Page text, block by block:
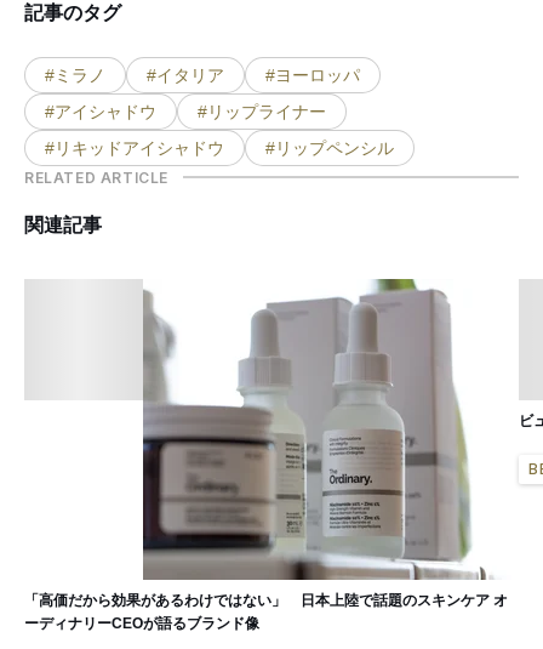
記事のタグ
#ミラノ #イタリア
#ヨーロッパ
#アイシャドウ
#リップライナー
#リキッドアイシャドウ
#リップペンシル
RELATED ARTICLE
関連記事
「高価だから効果があるわけではない」 日本上陸で話題のスキンケア オ
ーディナリーCEOが語るブランド像
ビ